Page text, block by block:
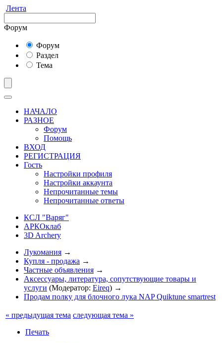
Лента
Форум
Форум
Раздел
Тема
НАЧАЛО
РАЗНОЕ
Форум
Помощь
ВХОД
РЕГИСТРАЦИЯ
Гость
Настройки профиля
Настройки аккаунта
Непрочитанные темы
Непрочитанные ответы
КСЛ "Варяг"
АРКОклаб
3D Archery
Лукомания →
Купля - продажа →
Частные объявления →
Аксессуары, литература, сопутствующие товары и
услуги (Модератор: Eireq) →
Продам полку для блочного лука NAP Quiktune smartrest
« предыдущая тема следующая тема »
Печать